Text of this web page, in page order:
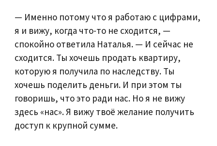
— Именно потому что я работаю с цифрами,
я и вижу, когда что-то не сходится, —
спокойно ответила Наталья. — И сейчас не
сходится. Ты хочешь продать квартиру,
которую я получила по наследству. Ты
хочешь поделить деньги. И при этом ты
говоришь, что это ради нас. Но я не вижу
здесь «нас». Я вижу твоё желание получить
доступ к крупной сумме.